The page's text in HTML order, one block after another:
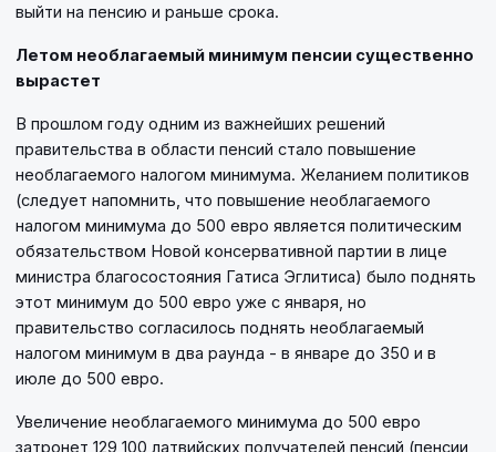
выйти на пенсию и раньше срока.
Летом необлагаемый минимум пенсии существенно
вырастет
В прошлом году одним из важнейших решений
правительства в области пенсий стало повышение
необлагаемого налогом минимума. Желанием политиков
(следует напомнить, что повышение необлагаемого
налогом минимума до 500 евро является политическим
обязательством Новой консервативной партии в лице
министра благосостояния Гатиса Эглитиса) было поднять
этот минимум до 500 евро уже с января, но
правительство согласилось поднять необлагаемый
налогом минимум в два раунда - в январе до 350 и в
июле до 500 евро.
Увеличение необлагаемого минимума до 500 евро
затронет 129 100 латвийских получателей пенсий (пенсии